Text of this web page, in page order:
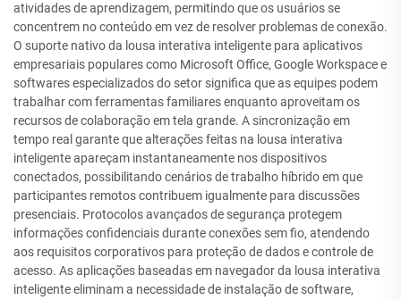
atividades de aprendizagem, permitindo que os usuários se
concentrem no conteúdo em vez de resolver problemas de conexão.
O suporte nativo da lousa interativa inteligente para aplicativos
empresariais populares como Microsoft Office, Google Workspace e
softwares especializados do setor significa que as equipes podem
trabalhar com ferramentas familiares enquanto aproveitam os
recursos de colaboração em tela grande. A sincronização em
tempo real garante que alterações feitas na lousa interativa
inteligente apareçam instantaneamente nos dispositivos
conectados, possibilitando cenários de trabalho híbrido em que
participantes remotos contribuem igualmente para discussões
presenciais. Protocolos avançados de segurança protegem
informações confidenciais durante conexões sem fio, atendendo
aos requisitos corporativos para proteção de dados e controle de
acesso. As aplicações baseadas em navegador da lousa interativa
inteligente eliminam a necessidade de instalação de software,